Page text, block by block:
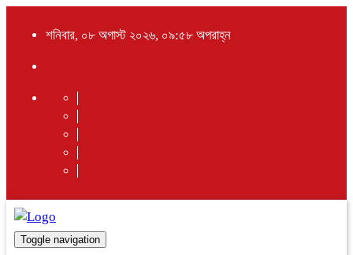
শনিবার, ০৮ অগাস্ট ২০২৬, ০৯:৫৮ অপরাহ্ন
Toggle navigation